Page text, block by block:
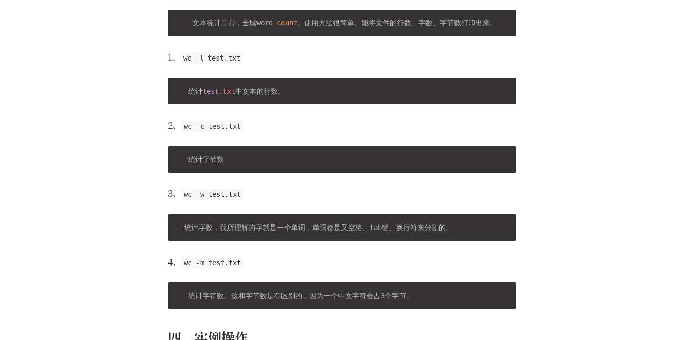
    文本统计工具，全城word
count
1、 wc -l test.txt
   统计
test .txt
2、 wc -c test.txt
3、 wc -w test.txt
4、 wc -m test.txt